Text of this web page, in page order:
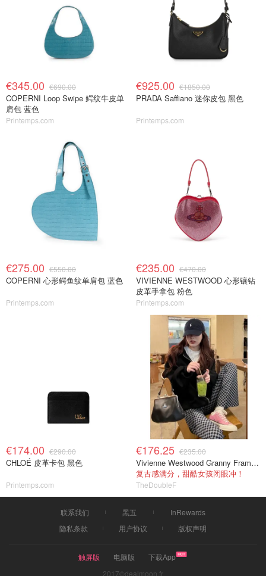
€345.00 €690.00
COPERNI Loop Swipe 鳄纹牛皮单
肩包 蓝色
Printemps.com
€925.00 €1850.00
PRADA Saffiano 迷你皮包 黑色
Printemps.com
€275.00 €550.00
COPERNI 心形鳄鱼纹单肩包 蓝色
Printemps.com
€235.00 €470.00
VIVIENNE WESTWOOD 心形镶钻
皮革手拿包 粉色
Printemps.com
€174.00 €290.00
CHLOÉ 皮革卡包 黑色
Printemps.com
€176.25 €235.00
Vivienne Westwood Granny Frame Bag 黑色PU
复古感满分，甜酷女孩闭眼冲！
TheDoubleF
联系我们 黑五
InRewards
隐私条款
用户协议 版权声明
触屏版 电脑版
下载App
2017©dealmoon.fr